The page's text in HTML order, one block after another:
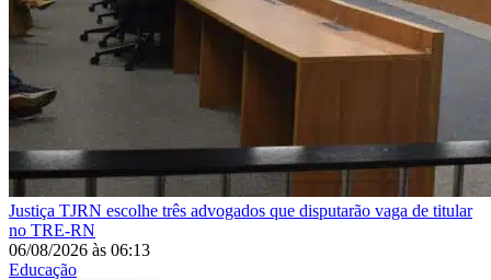
Justiça TJRN escolhe três advogados que disputarão vaga de titular
no TRE-RN
06/08/2026 às 06:13
Educação